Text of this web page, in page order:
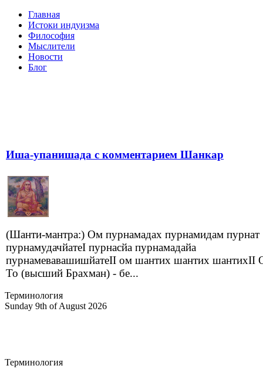
Главная
Истоки индуизма
Философия
Мыслители
Новости
Блог
Иша-упанишада с комментарием Шанкар
(Шанти-мантра:) Ом пурнамадах пурнамидам пурнат
пурнамудачйатеI пурнасйа пурнамадайа
пурнамевавашишйатеII ом шантих шантих шантихII
То (высший Брахман) - бе...
Терминология
Sunday 9th of August 2026
Терминология